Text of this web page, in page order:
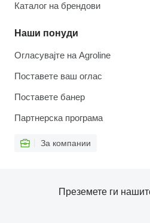
Каталог на брендови
Наши понуди
Огласувајте на Agroline
Поставете ваш оглас
Поставете банер
Партнерска програма
За компании
Преземете ги